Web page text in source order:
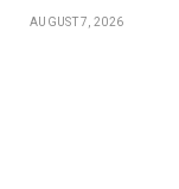
AUGUST 7, 2026